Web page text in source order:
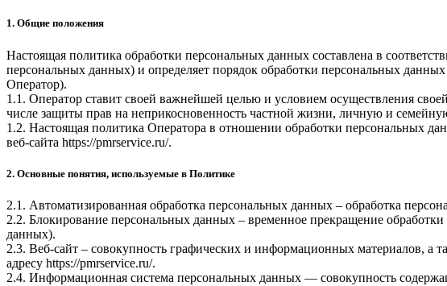
1. Общие положения
Настоящая политика обработки персональных данных составлена в
персональных данных) и определяет порядок обработки персональных
Оператор).
1.1. Оператор ставит своей важнейшей целью и условием осуществления
числе защиты прав на неприкосновенность частной жизни, личную и
1.2. Настоящая политика Оператора в отношении обработки персональных
веб-сайта https://pmrservice.ru/.
2. Основные понятия, используемые в Политике
2.1. Автоматизированная обработка персональных данных – обработка
2.2. Блокирование персональных данных – временное прекращение
данных).
2.3. Веб-сайт – совокупность графических и информационных материалов,
адресу https://pmrservice.ru/.
2.4. Информационная система персональных данных — совокупность